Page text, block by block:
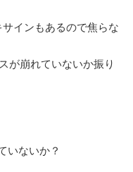
インもあるので焦らな
が崩れていないか振り
いないか？